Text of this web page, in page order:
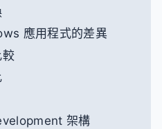
應用程式的差異
較
架構